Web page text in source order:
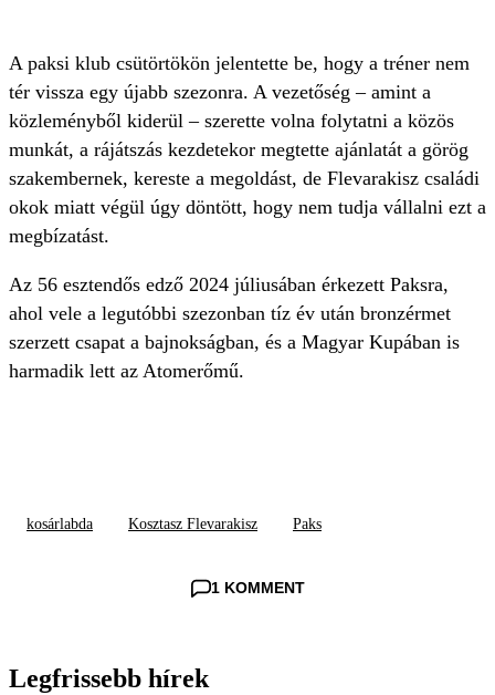
A paksi klub csütörtökön jelentette be, hogy a tréner nem
tér vissza egy újabb szezonra. A vezetőség – amint a
közleményből kiderül – szerette volna folytatni a közös
munkát, a rájátszás kezdetekor megtette ajánlatát a görög
szakembernek, kereste a megoldást, de Flevarakisz családi
okok miatt végül úgy döntött, hogy nem tudja vállalni ezt a
megbízatást.
Az 56 esztendős edző 2024 júliusában érkezett Paksra,
ahol vele a legutóbbi szezonban tíz év után bronzérmet
szerzett csapat a bajnokságban, és a Magyar Kupában is
harmadik lett az Atomerőmű.
kosárlabda Kosztasz Flevarakisz Paks
1 KOMMENT
Legfrissebb hírek